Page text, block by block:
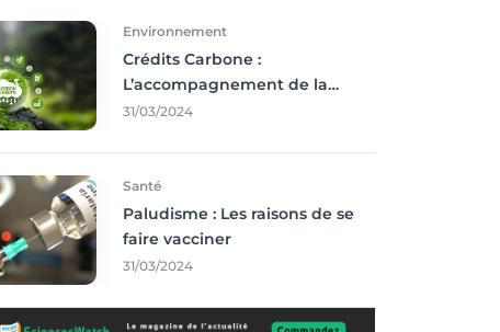
Environnement
Crédits Carbone :
L’accompagnement de la
Francophonie
31/03/2024
Santé
Paludisme : Les raisons de se
faire vacciner
31/03/2024